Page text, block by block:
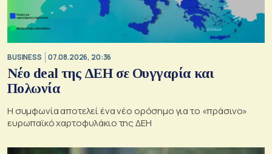
BUSINESS 07.08.2026, 20:36
Νέο deal της ΔΕΗ σε Ουγγαρία και
Πολωνία
Η συμφωνία αποτελεί ένα νέο ορόσημο για το «πράσινο»
ευρωπαϊκό χαρτοφυλάκιο της ΔΕΗ